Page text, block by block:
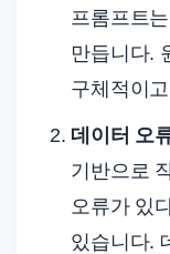
프롬프트
만듭니다.
구체적이
데이터 오
기반으로
오류가 있
있습니다.